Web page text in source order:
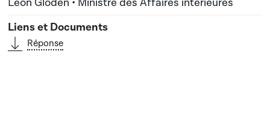
Réponse